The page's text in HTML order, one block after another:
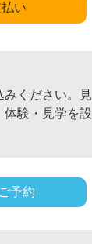
い
みください。見
体験・見学を設
予約